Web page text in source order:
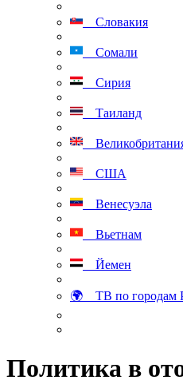
Словакия
Сомали
Сирия
Таиланд
США
Венесуэла
Вьетнам
Йемен
🌍 ТВ по городам
Политика в